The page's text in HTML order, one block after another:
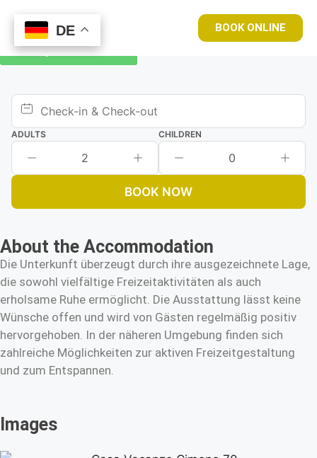
BOOK ONLINE
Book your room now
ADULTS
2
CHILDREN
0
BOOK NOW
About the Accommodation
Die Unterkunft überzeugt durch ihre ausgezeichnete Lage,
die sowohl vielfältige Freizeitaktivitäten als auch
erholsame Ruhe ermöglicht. Die Ausstattung lässt keine
Wünsche offen und wird von Gästen regelmäßig positiv
hervorgehoben. In der näheren Umgebung finden sich
zahlreiche Möglichkeiten zur aktiven Freizeitgestaltung
und zum Entspannen.
Images
DE
DE